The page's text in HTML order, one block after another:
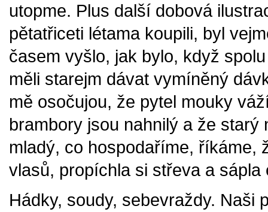
utopme. Plus další dobová
pětatřiceti létama koupili, byl
časem vyšlo, jak bylo, když
měli starejm dávat vymíněný
mě osočujou, že pytel mouky
brambory jsou nahnilý a že
mladý, co hospodaříme, říkáme,
vlasů, propíchla si střeva a sápla
Hádky, soudy, sebevraždy. Naši